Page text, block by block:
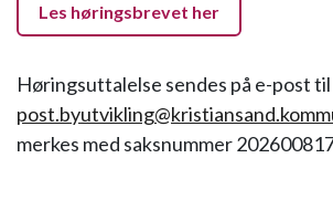
Les høringsbrevet her
Høringsuttalelse sendes på e-post til
merkes med saksnummer